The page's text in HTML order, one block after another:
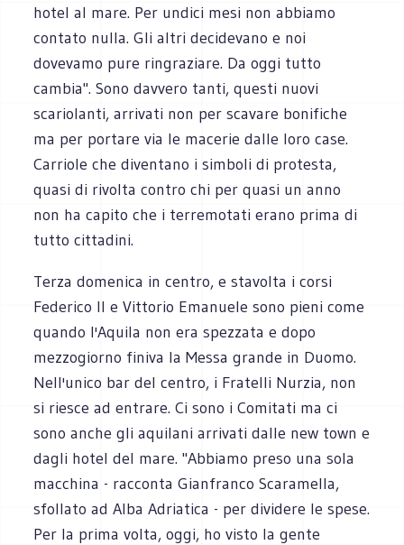
hotel al mare. Per undici mesi non abbiamo
contato nulla. Gli altri decidevano e noi
dovevamo pure ringraziare. Da oggi tutto
cambia". Sono davvero tanti, questi nuovi
scariolanti, arrivati non per scavare bonifiche
ma per portare via le macerie dalle loro case.
Carriole che diventano i simboli di protesta,
quasi di rivolta contro chi per quasi un anno
non ha capito che i terremotati erano prima di
tutto cittadini.
Terza domenica in centro, e stavolta i corsi
Federico II e Vittorio Emanuele sono pieni come
quando l'Aquila non era spezzata e dopo
mezzogiorno finiva la Messa grande in Duomo.
Nell'unico bar del centro, i Fratelli Nurzia, non
si riesce ad entrare. Ci sono i Comitati ma ci
sono anche gli aquilani arrivati dalle new town e
dagli hotel del mare. "Abbiamo preso una sola
macchina - racconta Gianfranco Scaramella,
sfollato ad Alba Adriatica - per dividere le spese.
Per la prima volta, oggi, ho visto la gente